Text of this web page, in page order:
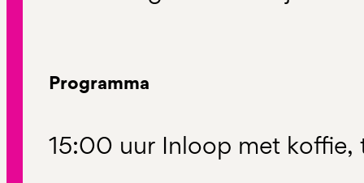
Programma
15:00 uur Inloop met koffie,